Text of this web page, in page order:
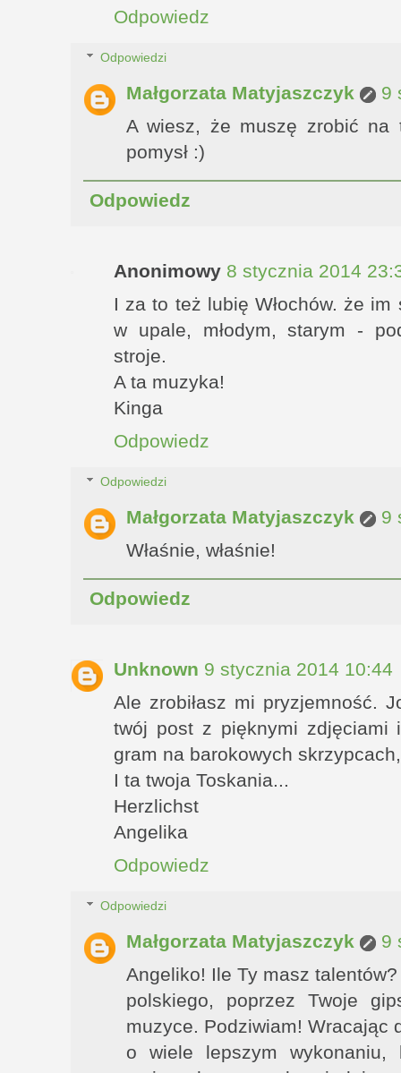
Odpowiedz
Odpowiedzi
Małgorzata Matyjaszczyk
9
A wiesz, że muszę zrobić na
pomysł :)
Odpowiedz
Anonimowy 8 stycznia 2014
I za to też lubię Włochów. że
w upale, młodym, starym -
stroje.
A ta muzyka!
Kinga
Odpowiedz
Odpowiedzi
Małgorzata Matyjaszczyk
9
Właśnie, właśnie!
Odpowiedz
Unknown 9 stycznia 2014 10:44
Ale zrobiłasz mi pryzjemność.
twój post z pięknymi zdjęciami
gram na barokowych
I ta twoja Toskania...
Herzlichst
Angelika
Odpowiedz
Odpowiedzi
Małgorzata Matyjaszczyk
9
Angeliko! Ile Ty masz
polskiego, poprzez Twoje
muzyce. Podziwiam! Wracając
o wiele lepszym